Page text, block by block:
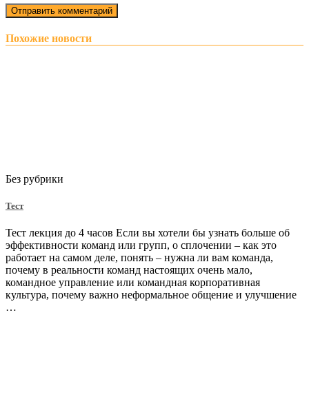
Похожие новости
Без рубрики
Тест
Тест лекция до 4 часов Если вы хотели бы узнать больше об
эффективности команд или групп, о сплочении – как это
работает на самом деле, понять – нужна ли вам команда,
почему в реальности команд настоящих очень мало,
командное управление или командная корпоративная
культура, почему важно неформальное общение и улучшение
…